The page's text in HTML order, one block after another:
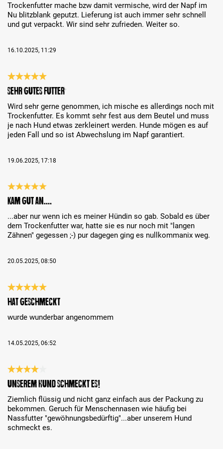
Trockenfutter mache bzw damit vermische, wird der Napf im
Nu blitzblank geputzt. Lieferung ist auch immer sehr schnell
und gut verpackt. Wir sind sehr zufrieden. Weiter so.
16.10.2025, 11:29
Review with rating of 5 out of 5 stars
Sehr gutes Futter
Wird sehr gerne genommen, ich mische es allerdings noch mit
Trockenfutter. Es kommt sehr fest aus dem Beutel und muss
je nach Hund etwas zerkleinert werden. Hunde mögen es auf
jeden Fall und so ist Abwechslung im Napf garantiert.
19.06.2025, 17:18
Review with rating of 5 out of 5 stars
Kam gut an....
...aber nur wenn ich es meiner Hündin so gab. Sobald es über
dem Trockenfutter war, hatte sie es nur noch mit "langen
Zähnen" gegessen ;-) pur dagegen ging es nullkommanix weg.
20.05.2025, 08:50
Review with rating of 5 out of 5 stars
hat geschmeckt
wurde wunderbar angenommem
14.05.2025, 06:52
Review with rating of 4 out of 5 stars
Unserem Hund schmeckt es!
Ziemlich flüssig und nicht ganz einfach aus der Packung zu
bekommen. Geruch für Menschennasen wie häufig bei
Nassfutter "gewöhnungsbedürftig"...aber unserem Hund
schmeckt es.